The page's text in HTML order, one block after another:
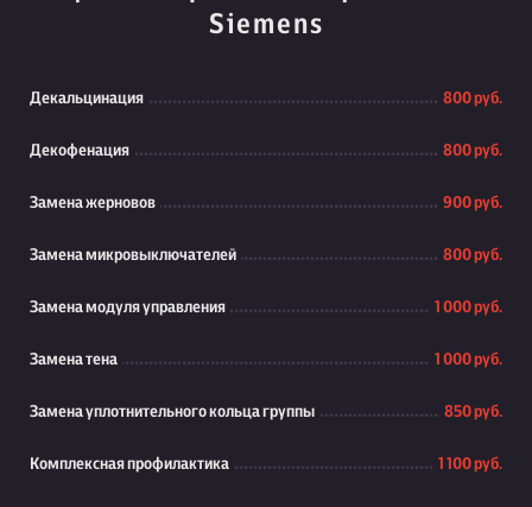
Siemens
Декальцинация 800 руб.
Декофенация 800 руб.
Замена жерновов 900 руб.
Замена микровыключателей 800 руб.
Замена модуля управления 1 000 руб.
Замена тена 1 000 руб.
Замена уплотнительного кольца группы 850 руб.
Комплексная профилактика 1 100 руб.